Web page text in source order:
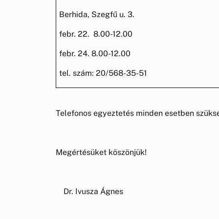
Berhida, Szegfű u. 3.
febr. 22. 8.00-12.00
febr. 24. 8.00-12.00
tel. szám: 20/568-35-51
Telefonos egyeztetés minden esetben
Megértésüket köszönjük!
Dr. Ivusza Ágnes